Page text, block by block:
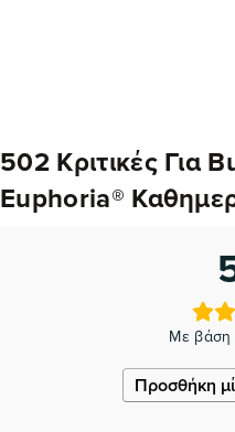
502 Κριτικές Για
Euphoria®
Με βάση
Προσθήκη